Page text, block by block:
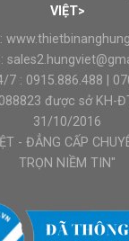
VIỆT>
7 : 0915.886.488
được sở KH-
31/10/2016
- ĐẲNG CẤP
TRỌN NIỀM TIN"